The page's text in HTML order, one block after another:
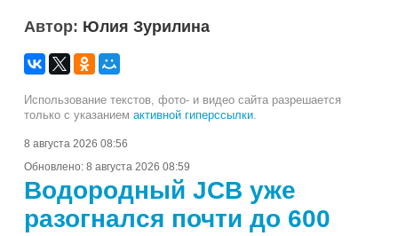
Автор: Юлия Зурилина
Использование текстов, фото- и видео сайта разрешается
только с указанием активной гиперссылки.
8 августа 2026 08:56
Обновлено: 8 августа 2026 08:59
Водородный JCB уже
разогнался почти до 600